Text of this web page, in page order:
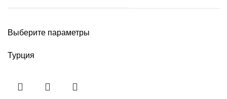
Выберите параметры
Турция